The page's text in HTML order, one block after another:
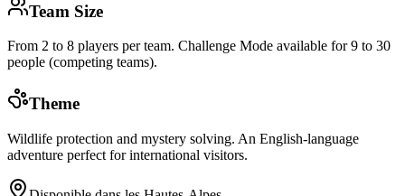
Team Size
From 2 to 8 players per team. Challenge Mode available for 9 to 30
people (competing teams).
Theme
Wildlife protection and mystery solving. An English-language
adventure perfect for international visitors.